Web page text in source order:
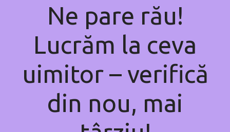
Ne pare rău!
Lucrăm la ceva
uimitor – verifică
din nou, mai